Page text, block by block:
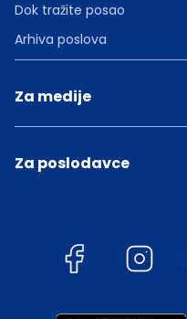
Dok tražite posao
Arhiva poslova
Za medije
Za poslodavce